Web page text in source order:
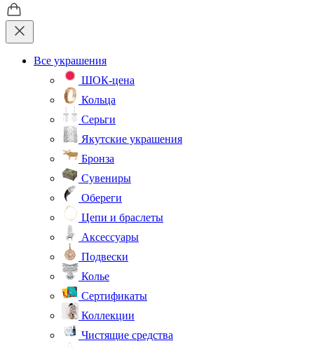
Все украшения
ШОК-цена
Кольца
Серьги
Якутские украшения
Бронза
Сувениры
Обереги
Цепи и браслеты
Аксессуары
Подвески
Колье
Сертификаты
Коллекции
Чистящие средства